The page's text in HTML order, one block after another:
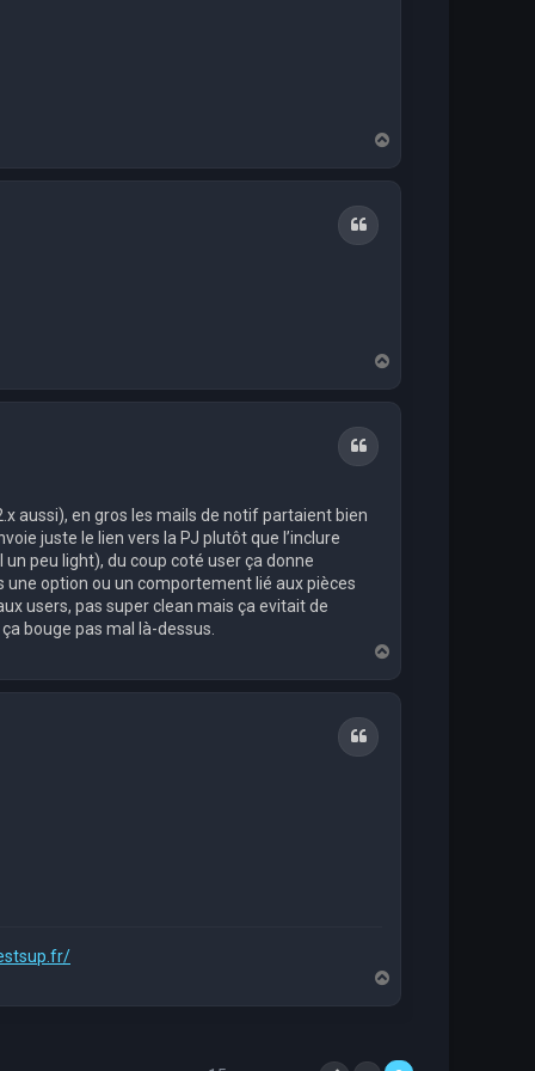
a
Citation
a
u
Citation
aussi), en gros les mails de notif partaient bien
juste le lien vers la PJ plutôt que l’inclure
peu light), du coup coté user ça donne
une option ou un comportement lié aux pièces
users, pas super clean mais ça evitait de
bouge pas mal là-dessus.
a
Citation
a